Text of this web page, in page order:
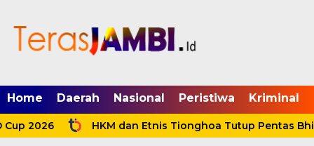
Home Daerah Nasional Peristiwa Kriminal
2026 HKM dan Etnis Tionghoa Tutup Pentas